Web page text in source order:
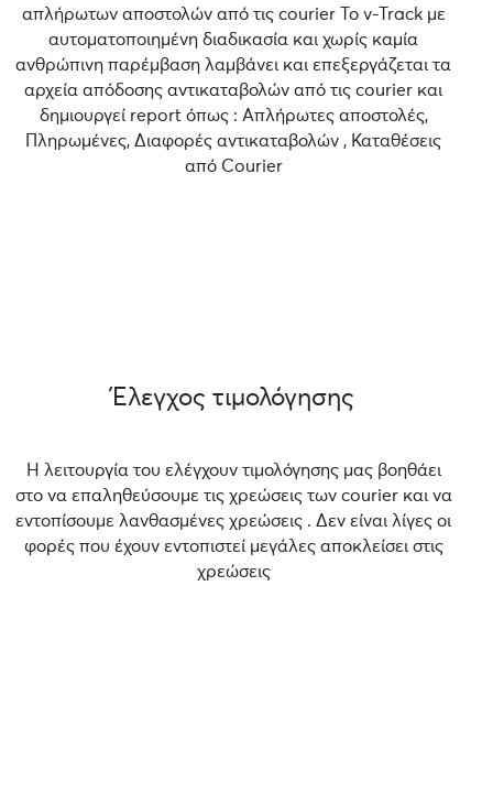
απλήρωτων αποστολών από τις courier Το v-Track με
αυτοματοποιημένη διαδικασία και χωρίς καμία
ανθρώπινη παρέμβαση λαμβάνει και επεξεργάζεται τα
αρχεία απόδοσης αντικαταβολών από τις courier και
δημιουργεί report όπως : Απλήρωτες αποστολές,
Πληρωμένες, Διαφορές αντικαταβολών , Καταθέσεις
από Courier
Έλεγχος τιμολόγησης
Η λειτουργία του ελέγχουν τιμολόγησης μας βοηθάει
στο να επαληθεύσουμε τις χρεώσεις των courier και να
εντοπίσουμε λανθασμένες χρεώσεις . Δεν είναι λίγες οι
φορές που έχουν εντοπιστεί μεγάλες αποκλείσει στις
χρεώσεις